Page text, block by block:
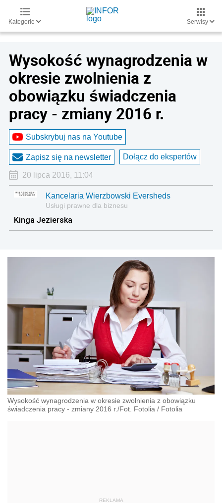
Kategorie Serwisy
Wysokość wynagrodzenia w
okresie zwolnienia z
obowiązku świadczenia
pracy - zmiany 2016 r.
Subskrybuj nas na Youtube
Zapisz się na newsletter Dołącz do ekspertów
20 lipca 2016, 11:04
Kancelaria Wierzbowski Eversheds
Usługi prawne dla biznesu
Kinga Jezierska
Wysokość wynagrodzenia w okresie zwolnienia z obowiązku
świadczenia pracy - zmiany 2016 r./Fot. Fotolia / Fotolia